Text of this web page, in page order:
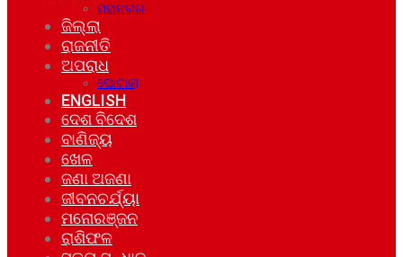
ମହାନଗର
ଜିଲ୍ଲା
ରାଜନୀତି
ଅପରାଧ
ଘୋଟାଲା
ENGLISH
ଦେଶ ବିଦେଶ
ବାଣିଜ୍ୟ
ଖେଳ
ଜଣା ଅଜଣା
ଜୀବନଚର୍ଯ୍ୟା
ମନୋରଞ୍ଜନ
ରାଶିଫଳ